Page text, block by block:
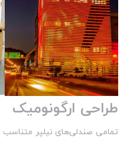
طراحی ارگونومیک
تمامی صندلی‌های نیلپر متناسب